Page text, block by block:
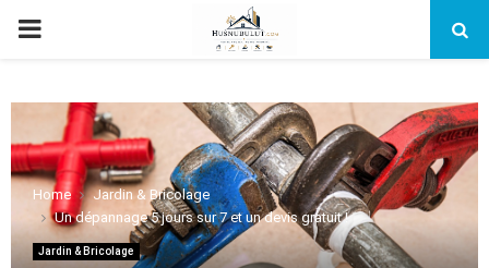
PRIMARY
Home
Jardin & Bricolage
Un dépannage 5 jours sur 7 et un devis gratuit !
Jardin & Bricolage